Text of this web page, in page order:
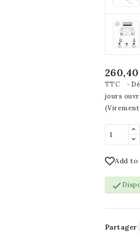
TTC
jours
Add

Partager